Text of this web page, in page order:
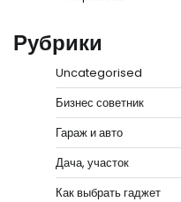
Рубрики
Uncategorised
Бизнес советник
Гараж и авто
Дача, участок
Как выбрать гаджет